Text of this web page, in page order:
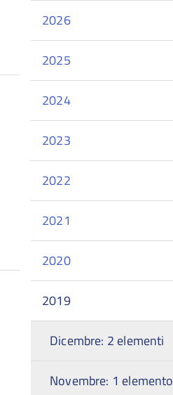
2026
2025
2024
2023
2022
2021
2020
2019
Dicembre: 2 elementi
Novembre: 1 elemento